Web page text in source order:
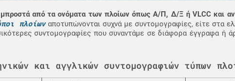
από τα ονόματα των πλοίων όπως Α/Π, Δ/Ξ ή VLCC και
πλοίωναποτυπώνονται συχνά με συντομογραφίες, είτε στα
συντομογραφίες που συναντάμε σε διάφορα έγγραφα ή
και αγγλικών συντομογραφιών τύπων